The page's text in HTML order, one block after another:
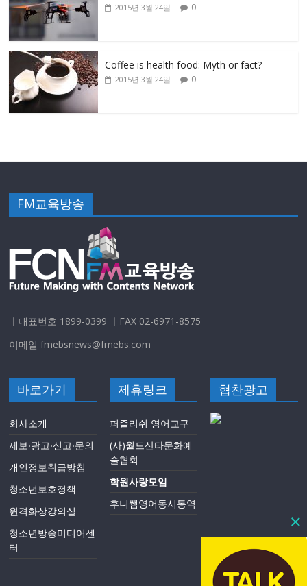
2015년 3월 24일 0
Coffee is health food: Myth or fact?
2015년 3월 24일 0
FM교육방송
ㅣ대표번호 1899-0399 ㅣFAX 02-6971-8575
이메일 fmebsnews@fmebs.com
바로가기
회사소개
제보‧광고‧신고‧문의
개인정보취급방침
청소년보호정책
원격화상강의실
청소년방송미디어센
터
제휴링크
퍼즐리쉬 영어교구
(사)월드산타문화예
술협회
학원사랑모임
후니쌤영어동시통역
협찬광고